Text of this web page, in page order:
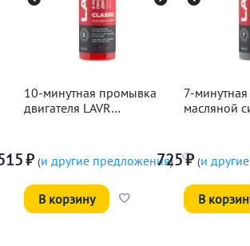
10-минутная промывка
двигателя LAVR
₽ (и другие предложения)
В корзину
7-
масляной
725₽ (и
В